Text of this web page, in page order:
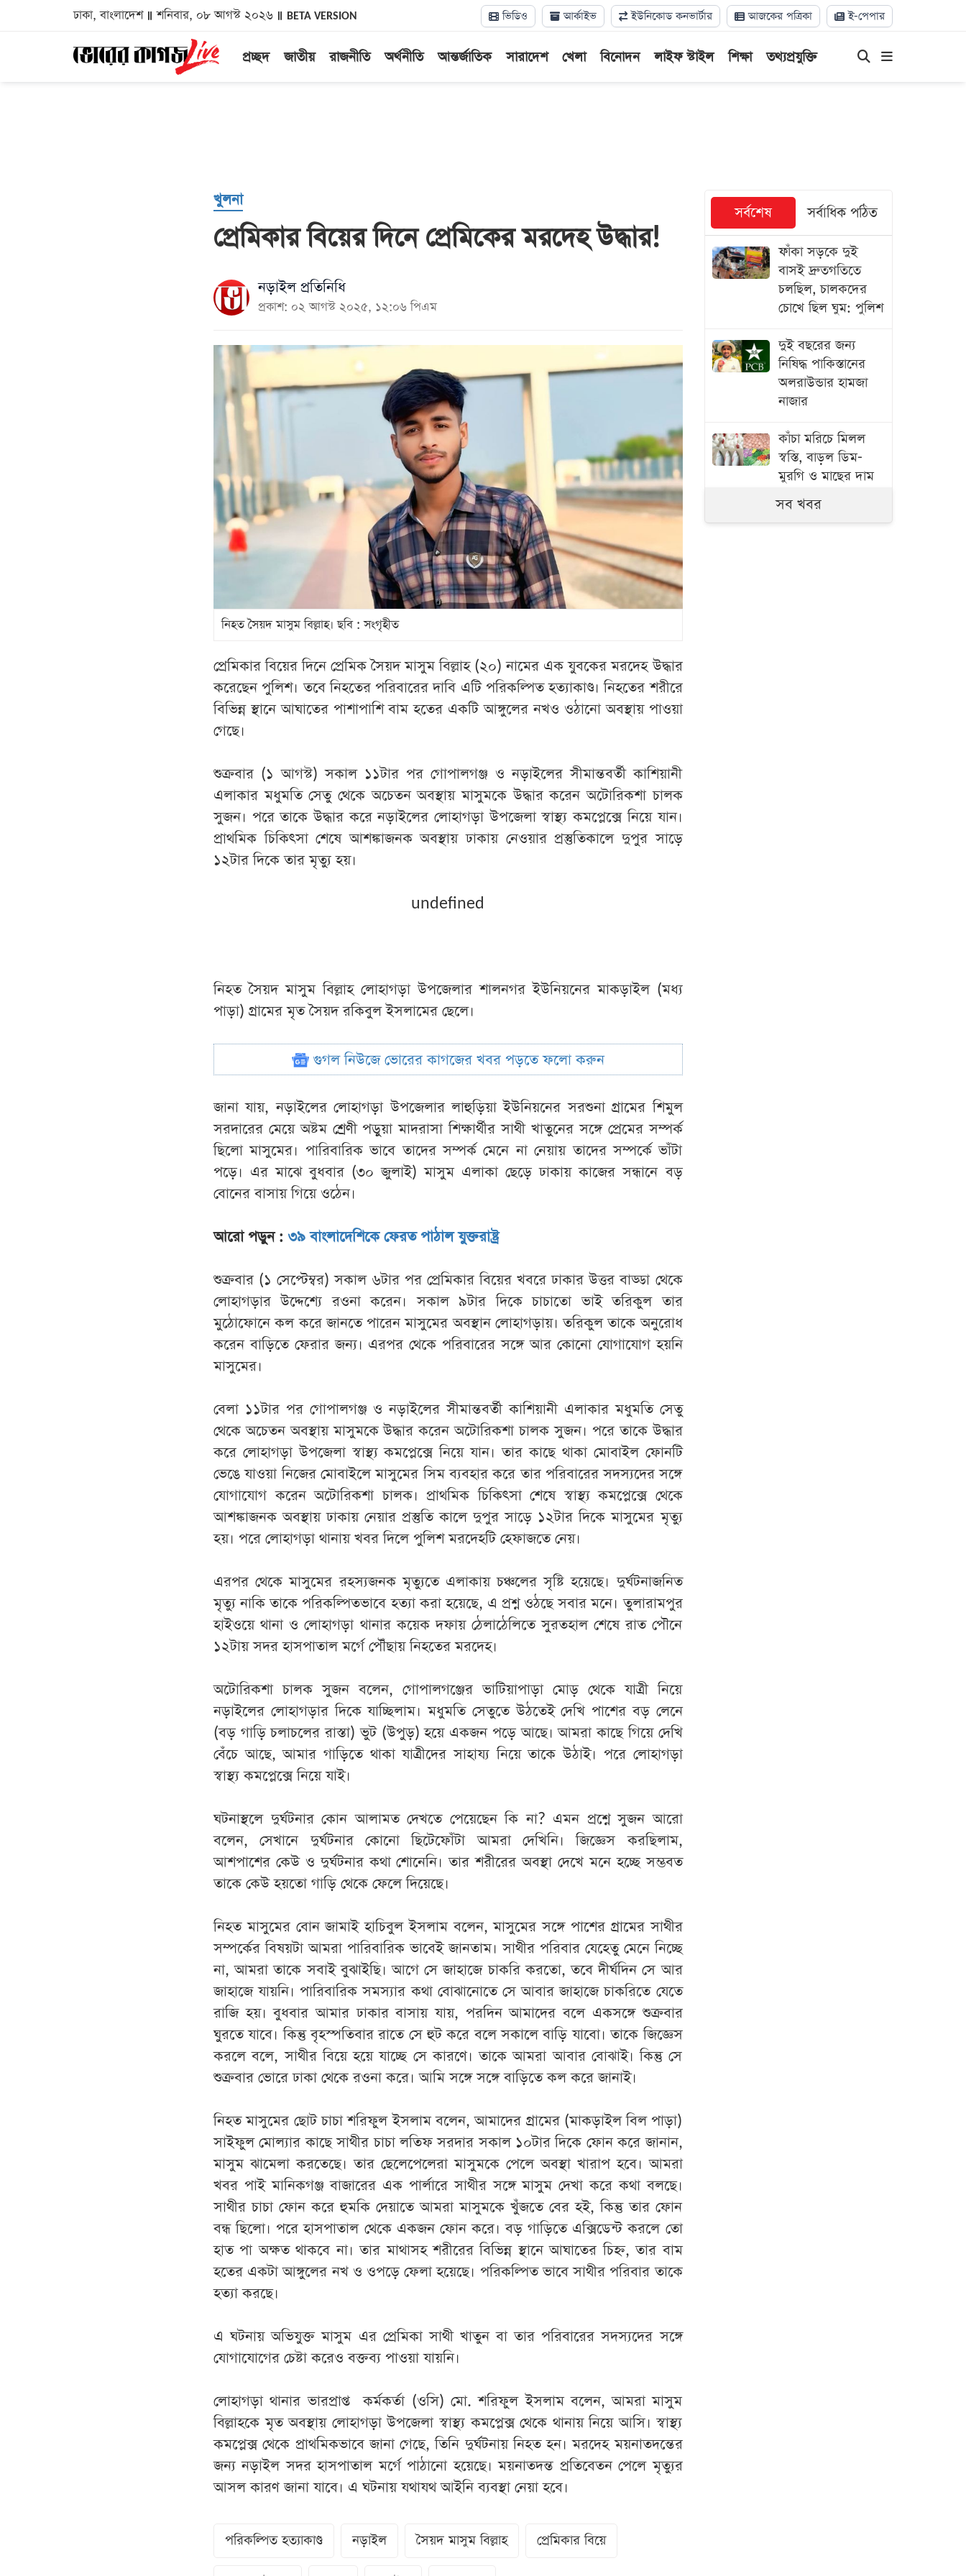
ঢাকা, বাংলাদেশ শনিবার, ০৮ আগস্ট ২০২৬ BETA VERSION ভিডিও আর্কাইভ ইউনিকোড কনভার্টার আজকের পত্রিকা ই-পেপার
প্রচ্ছদ জাতীয় রাজনীতি অর্থনীতি আন্তর্জাতিক সারাদেশ খেলা বিনোদন লাইফ স্টাইল শিক্ষা তথ্যপ্রযুক্তি
খুলনা
প্রেমিকার বিয়ের দিনে প্রেমিকের মরদেহ উদ্ধার!
নড়াইল প্রতিনিধি
প্রকাশ: ০২ আগস্ট ২০২৫, ১২:০৬ পিএম
নিহত সৈয়দ মাসুম বিল্লাহ। ছবি : সংগৃহীত
প্রেমিকার বিয়ের দিনে প্রেমিক সৈয়দ মাসুম বিল্লাহ (২০) নামের এক যুবকের মরদেহ উদ্ধার
করেছেন পুলিশ। তবে নিহতের পরিবারের দাবি এটি পরিকল্পিত হত্যাকাণ্ড। নিহতের শরীরে
বিভিন্ন স্থানে আঘাতের পাশাপাশি বাম হতের একটি আঙ্গুলের নখও ওঠানো অবস্থায় পাওয়া
গেছে।
শুক্রবার (১ আগস্ট) সকাল ১১টার পর গোপালগঞ্জ ও নড়াইলের সীমান্তবর্তী কাশিয়ানী
এলাকার মধুমতি সেতু থেকে অচেতন অবস্থায় মাসুমকে উদ্ধার করেন অটোরিকশা চালক
সুজন। পরে তাকে উদ্ধার করে নড়াইলের লোহাগড়া উপজেলা স্বাস্থ্য কমপ্লেক্সে নিয়ে যান।
প্রাথমিক চিকিৎসা শেষে আশঙ্কাজনক অবস্থায় ঢাকায় নেওয়ার প্রস্তুতিকালে দুপুর সাড়ে
১২টার দিকে তার মৃত্যু হয়।
undefined
নিহত সৈয়দ মাসুম বিল্লাহ লোহাগড়া উপজেলার শালনগর ইউনিয়নের মাকড়াইল (মধ্য
পাড়া) গ্রামের মৃত সৈয়দ রকিবুল ইসলামের ছেলে।
গুগল নিউজে ভোরের কাগজের খবর পড়তে ফলো করুন
জানা যায়, নড়াইলের লোহাগড়া উপজেলার লাহুড়িয়া ইউনিয়নের সরশুনা গ্রামের শিমুল
সরদারের মেয়ে অষ্টম শ্রেণী পড়ুয়া মাদরাসা শিক্ষার্থীর সাথী খাতুনের সঙ্গে প্রেমের সম্পর্ক
ছিলো মাসুমের। পারিবারিক ভাবে তাদের সম্পর্ক মেনে না নেয়ায় তাদের সম্পর্কে ভাঁটা
পড়ে। এর মাঝে বুধবার (৩০ জুলাই) মাসুম এলাকা ছেড়ে ঢাকায় কাজের সন্ধানে বড়
বোনের বাসায় গিয়ে ওঠেন।
আরো পড়ুন :৩৯ বাংলাদেশিকে ফেরত পাঠাল যুক্তরাষ্ট্র
শুক্রবার (১ সেপ্টেম্বর) সকাল ৬টার পর প্রেমিকার বিয়ের খবরে ঢাকার উত্তর বাড্ডা থেকে
লোহাগড়ার উদ্দেশ্যে রওনা করেন। সকাল ৯টার দিকে চাচাতো ভাই তরিকুল তার
মুঠোফোনে কল করে জানতে পারেন মাসুমের অবস্থান লোহাগড়ায়। তরিকুল তাকে অনুরোধ
করেন বাড়িতে ফেরার জন্য। এরপর থেকে পরিবারের সঙ্গে আর কোনো যোগাযোগ হয়নি
মাসুমের।
বেলা ১১টার পর গোপালগঞ্জ ও নড়াইলের সীমান্তবর্তী কাশিয়ানী এলাকার মধুমতি সেতু
থেকে অচেতন অবস্থায় মাসুমকে উদ্ধার করেন অটোরিকশা চালক সুজন। পরে তাকে উদ্ধার
করে লোহাগড়া উপজেলা স্বাস্থ্য কমপ্লেক্সে নিয়ে যান। তার কাছে থাকা মোবাইল ফোনটি
ভেঙে যাওয়া নিজের মোবাইলে মাসুমের সিম ব্যবহার করে তার পরিবারের সদস্যদের সঙ্গে
যোগাযোগ করেন অটোরিকশা চালক। প্রাথমিক চিকিৎসা শেষে স্বাস্থ্য কমপ্লেক্সে থেকে
আশঙ্কাজনক অবস্থায় ঢাকায় নেয়ার প্রস্তুতি কালে দুপুর সাড়ে ১২টার দিকে মাসুমের মৃত্যু
হয়। পরে লোহাগড়া থানায় খবর দিলে পুলিশ মরদেহটি হেফাজতে নেয়।
এরপর থেকে মাসুমের রহস্যজনক মৃত্যুতে এলাকায় চঞ্চলের সৃষ্টি হয়েছে। দুর্ঘটনাজনিত
মৃত্যু নাকি তাকে পরিকল্পিতভাবে হত্যা করা হয়েছে, এ প্রশ্ন ওঠছে সবার মনে। তুলারামপুর
হাইওয়ে থানা ও লোহাগড়া থানার কয়েক দফায় ঠেলাঠেলিতে সুরতহাল শেষে রাত পৌনে
১২টায় সদর হাসপাতাল মর্গে পৌঁছায় নিহতের মরদেহ।
অটোরিকশা চালক সুজন বলেন, গোপালগঞ্জের ভাটিয়াপাড়া মোড় থেকে যাত্রী নিয়ে
নড়াইলের লোহাগড়ার দিকে যাচ্ছিলাম। মধুমতি সেতুতে উঠতেই দেখি পাশের বড় লেনে
(বড় গাড়ি চলাচলের রাস্তা) ভুট (উপুড়) হয়ে একজন পড়ে আছে। আমরা কাছে গিয়ে দেখি
বেঁচে আছে, আমার গাড়িতে থাকা যাত্রীদের সাহায্য নিয়ে তাকে উঠাই। পরে লোহাগড়া
স্বাস্থ্য কমপ্লেক্সে নিয়ে যাই।
ঘটনাস্থলে দুর্ঘটনার কোন আলামত দেখতে পেয়েছেন কি না? এমন প্রশ্নে সুজন আরো
বলেন, সেখানে দুর্ঘটনার কোনো ছিটেফোঁটা আমরা দেখিনি। জিজ্ঞেস করছিলাম,
আশপাশের কেউ ও দুর্ঘটনার কথা শোনেনি। তার শরীরের অবস্থা দেখে মনে হচ্ছে সম্ভবত
তাকে কেউ হয়তো গাড়ি থেকে ফেলে দিয়েছে।
নিহত মাসুমের বোন জামাই হাচিবুল ইসলাম বলেন, মাসুমের সঙ্গে পাশের গ্রামের সাথীর
সম্পর্কের বিষয়টা আমরা পারিবারিক ভাবেই জানতাম। সাথীর পরিবার যেহেতু মেনে নিচ্ছে
না, আমরা তাকে সবাই বুঝাইছি। আগে সে জাহাজে চাকরি করতো, তবে দীর্ঘদিন সে আর
জাহাজে যায়নি। পারিবারিক সমস্যার কথা বোঝানোতে সে আবার জাহাজে চাকরিতে যেতে
রাজি হয়। বুধবার আমার ঢাকার বাসায় যায়, পরদিন আমাদের বলে একসঙ্গে শুক্রবার
ঘুরতে যাবে। কিন্তু বৃহস্পতিবার রাতে সে হুট করে বলে সকালে বাড়ি যাবো। তাকে জিজ্ঞেস
করলে বলে, সাথীর বিয়ে হয়ে যাচ্ছে সে কারণে। তাকে আমরা আবার বোঝাই। কিন্তু সে
শুক্রবার ভোরে ঢাকা থেকে রওনা করে। আমি সঙ্গে সঙ্গে বাড়িতে কল করে জানাই।
নিহত মাসুমের ছোট চাচা শরিফুল ইসলাম বলেন, আমাদের গ্রামের (মাকড়াইল বিল পাড়া)
সাইফুল মোল্যার কাছে সাথীর চাচা লতিফ সরদার সকাল ১০টার দিকে ফোন করে জানান,
মাসুম ঝামেলা করতেছে। তার ছেলেপেলেরা মাসুমকে পেলে অবস্থা খারাপ হবে। আমরা
খবর পাই মানিকগঞ্জ বাজারের এক পার্লারে সাথীর সঙ্গে মাসুম দেখা করে কথা বলছে।
সাথীর চাচা ফোন করে হুমকি দেয়াতে আমরা মাসুমকে খুঁজতে বের হই, কিন্তু তার ফোন
বন্ধ ছিলো। পরে হাসপাতাল থেকে একজন ফোন করে। বড় গাড়িতে এক্সিডেন্ট করলে তো
হাত পা অক্ষত থাকবে না। তার মাথাসহ শরীরের বিভিন্ন স্থানে আঘাতের চিহ্ন, তার বাম
হতের একটা আঙ্গুলের নখ ও ওপড়ে ফেলা হয়েছে। পরিকল্পিত ভাবে সাথীর পরিবার তাকে
হত্যা করছে।
এ ঘটনায় অভিযুক্ত মাসুম এর প্রেমিকা সাথী খাতুন বা তার পরিবারের সদস্যদের সঙ্গে
যোগাযোগের চেষ্টা করেও বক্তব্য পাওয়া যায়নি।
লোহাগড়া থানার ভারপ্রাপ্ত কর্মকর্তা (ওসি) মো. শরিফুল ইসলাম বলেন, আমরা মাসুম
বিল্লাহকে মৃত অবস্থায় লোহাগড়া উপজেলা স্বাস্থ্য কমপ্লেক্স থেকে থানায় নিয়ে আসি। স্বাস্থ্য
কমপ্লেক্স থেকে প্রাথমিকভাবে জানা গেছে, তিনি দুর্ঘটনায় নিহত হন। মরদেহ ময়নাতদন্তের
জন্য নড়াইল সদর হাসপাতাল মর্গে পাঠানো হয়েছে। ময়নাতদন্ত প্রতিবেতন পেলে মৃত্যুর
আসল কারণ জানা যাবে। এ ঘটনায় যথাযথ আইনি ব্যবস্থা নেয়া হবে।
পরিকল্পিত হত্যাকাণ্ড নড়াইল সৈয়দ মাসুম বিল্লাহ প্রেমিকার বিয়ে
সর্বশেষ সর্বাধিক পঠিত
ফাঁকা সড়কে দুই
বাসই দ্রুতগতিতে
চলছিল, চালকদের
চোখে ছিল ঘুম: পুলিশ
দুই বছরের জন্য
নিষিদ্ধ পাকিস্তানের
অলরাউন্ডার হামজা
নাজার
কাঁচা মরিচে মিলল
স্বস্তি, বাড়ল ডিম-
মুরগি ও মাছের দাম
বাংলাদেশ থেকে
সব খবর